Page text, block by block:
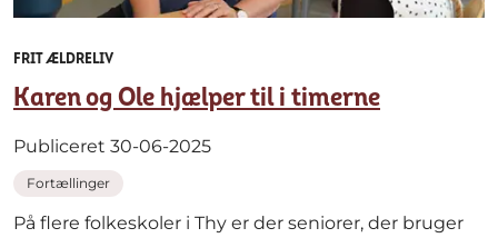
FRIT ÆLDRELIV
Karen og Ole hjælper til i timerne
Publiceret 30-06-2025
Fortællinger
På flere folkeskoler i Thy er der seniorer, der bruger